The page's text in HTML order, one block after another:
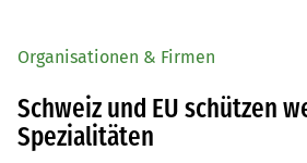
Organisationen & Firmen
Schweiz und EU schützen
Spezialitäten